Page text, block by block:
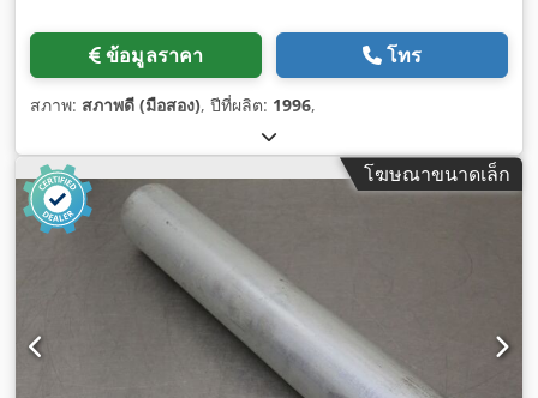
ข้อมูลราคา โทร
สภาพ: สภาพดี (มือสอง), ปีที่ผลิต: 1996,
โฆษณาขนาดเล็ก